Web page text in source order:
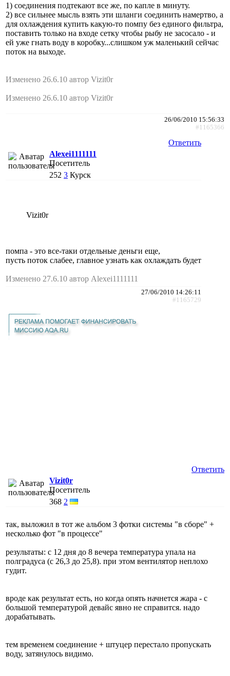
1) соединения подтекают все же, по капле в минуту.
2) все сильнее мысль взять эти шланги соединить намертво, а
для охлаждения купить какую-то помпу без единого фильтра,
поставить только на входе сетку чтобы рыбу не засосало - и
ей уже гнать воду в коробку...слишком уж маленький сейчас
поток на выходе.
Изменено 26.6.10 автор Vizit0r
Изменено 26.6.10 автор Vizit0r
26/06/2010 15:56:33
#1165366
Ответить
Alexei1111111
Посетитель
252 3 Курск
Vizit0r
помпа - это все-таки отдельные деньги еще,
пусть поток слабее, главное узнать как охлаждать будет
Изменено 27.6.10 автор Alexei1111111
27/06/2010 14:26:11
#1165729
Ответить
Vizit0r
Посетитель
368 2
так, выложил в тот же альбом 3 фотки системы "в сборе" +
несколько фот "в процессе"
результаты: с 12 дня до 8 вечера температура упала на
полградуса (с 26,3 до 25,8). при этом вентилятор неплохо
гудит.
вроде как результат есть, но когда опять начнется жара - с
большой температурой девайс явно не справится. надо
дорабатывать.
тем временем соединение + штуцер перестало пропускать
воду, затянулось видимо.